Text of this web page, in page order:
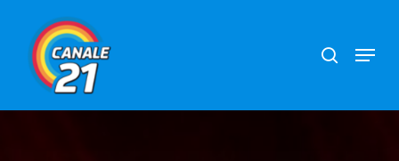
main
content
Menu